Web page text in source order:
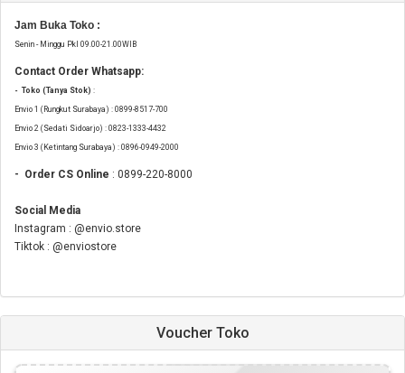
Jam Buka Toko :
Senin - Minggu Pkl 09.00-21.00WIB
Contact Order Whatsapp:
- Toko (Tanya Stok) :
Envio 1 (Rungkut Surabaya) : 0899-8517-700
Envio 2 (Sedati Sidoarjo) : 0823-1333-4432
Envio 3 (Ketintang Surabaya) : 0896-0949-2000
- Order CS Online : 0899-220-8000
Social Media
Instagram : @envio.store
Tiktok : @enviostore
Voucher Toko